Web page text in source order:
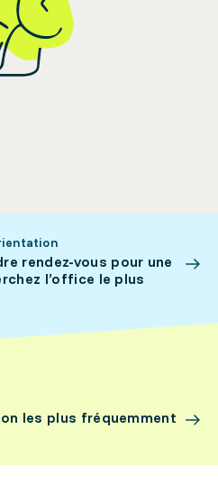
rendez-vous pour une
l’office le plus
les plus fréquemment